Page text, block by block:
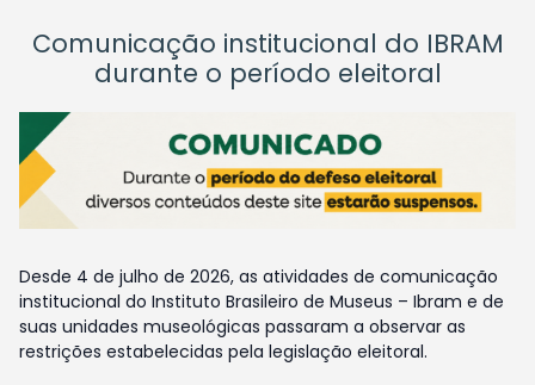
Comunicação institucional do IBRAM
durante o período eleitoral
Desde 4 de julho de 2026, as atividades de comunicação
institucional do Instituto Brasileiro de Museus – Ibram e de
suas unidades museológicas passaram a observar as
restrições estabelecidas pela legislação eleitoral.